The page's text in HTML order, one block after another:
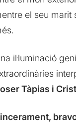
el seu marit
il·luminació
Tàpias i